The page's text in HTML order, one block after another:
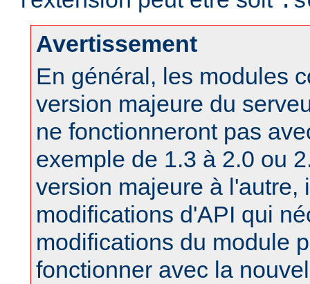
Avertissement
En général, les modules
version majeure du
ne fonctionneront pas
exemple de 1.3 à 2.0 ou
version majeure à l'autre,
modifications d'API qui
modifications du module
fonctionner avec la